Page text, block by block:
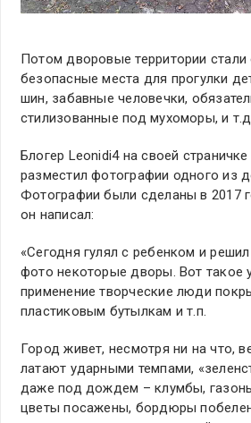
Потом дворовые территории
безопасные места для прогулки
шин, забавные человечки,
стилизованные под мухоморы, и
Блогер Leonidi4 на своей страничке
разместил фотографии одного из
Фотографии были сделаны в 2017
он написал:
«Сегодня гулял с ребенком и
фото некоторые дворы. Вот такое
применение творческие люди
пластиковым бутылкам и т.п.
Город живет, несмотря ни на что,
латают ударными темпами,
даже под дождем – клумбы,
цветы посажены, бордюры